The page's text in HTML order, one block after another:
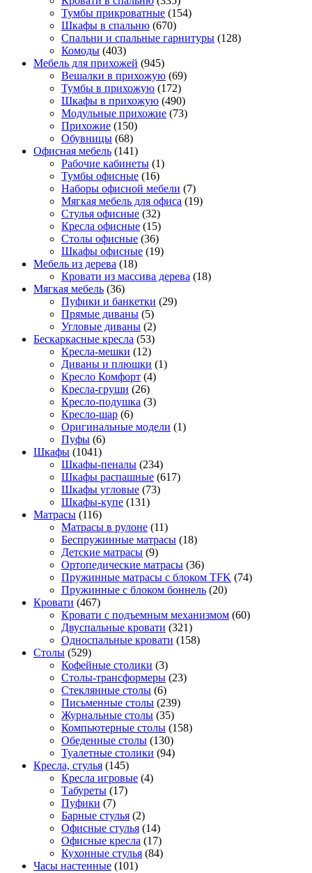
Тумбы прикроватные (154)
Шкафы в спальню (670)
Спальни и спальные гарнитуры (128)
Комоды (403)
Мебель для прихожей (945)
Вешалки в прихожую (69)
Тумбы в прихожую (172)
Шкафы в прихожую (490)
Модульные прихожие (73)
Прихожие (150)
Обувницы (68)
Офисная мебель (141)
Рабочие кабинеты (1)
Тумбы офисные (16)
Наборы офисной мебели (7)
Мягкая мебель для офиса (19)
Стулья офисные (32)
Кресла офисные (15)
Столы офисные (36)
Шкафы офисные (19)
Мебель из дерева (18)
Кровати из массива дерева (18)
Мягкая мебель (36)
Пуфики и банкетки (29)
Прямые диваны (5)
Угловые диваны (2)
Бескаркасные кресла (53)
Кресла-мешки (12)
Диваны и плюшки (1)
Кресло Комфорт (4)
Кресла-груши (26)
Кресло-подушка (3)
Кресло-шар (6)
Оригинальные модели (1)
Пуфы (6)
Шкафы (1041)
Шкафы-пеналы (234)
Шкафы распашные (617)
Шкафы угловые (73)
Шкафы-купе (131)
Матрасы (116)
Матрасы в рулоне (11)
Беспружинные матрасы (18)
Детские матрасы (9)
Ортопедические матрасы (36)
Пружинные матрасы с блоком TFK (74)
Пружинные с блоком боннель (20)
Кровати (467)
Кровати с подъемным механизмом (60)
Двуспальные кровати (321)
Односпальные кровати (158)
Столы (529)
Кофейные столики (3)
Столы-трансформеры (23)
Стеклянные столы (6)
Письменные столы (239)
Журнальные столы (35)
Компьютерные столы (158)
Обеденные столы (130)
Туалетные столики (94)
Кресла, стулья (145)
Кресла игровые (4)
Табуреты (17)
Пуфики (7)
Барные стулья (2)
Офисные стулья (14)
Офисные кресла (17)
Кухонные стулья (84)
Часы настенные (101)